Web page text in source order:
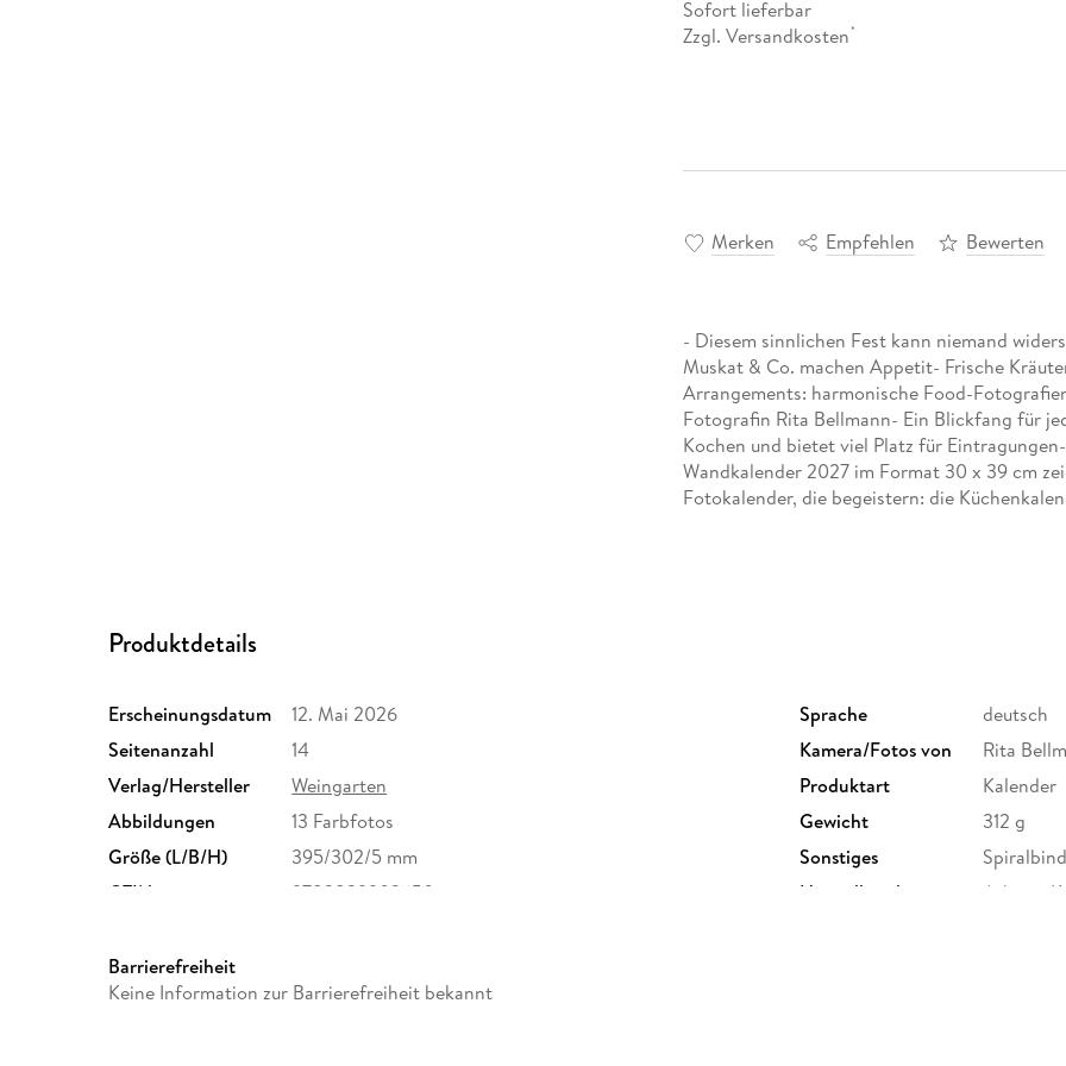
Sofort lieferbar
Zzgl. Versandkosten *
Merken Empfehlen Bewerten
- Diesem sinnlichen Fest kann niemand
Muskat & Co. machen Appetit- Frische
Arrangements: harmonische Food-
Fotografin Rita Bellmann- Ein Blickfang für
Kochen und bietet viel Platz für
Wandkalender 2027 im Format 30 x 39 cm
Fotokalender, die begeistern: die
Produktdetails
Erscheinungsdatum 12. Mai 2026 Sprache
deutsch
Seitenanzahl
14 Kamera/Fotos von
Rita
Verlag/Hersteller
Weingarten Produktart
Kalender
Abbildungen
13 Farbfotos Gewicht
312 g
Größe (L/B/H)
395/302/5 mm Sonstiges
GTIN
9783839903650 Herstelleradresse
Athesia
Barrierefreiheit
Keine Information zur Barrierefreiheit bekannt